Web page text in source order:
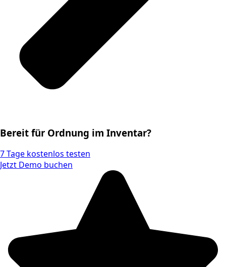
Bereit für Ordnung im Inventar?
7 Tage kostenlos testen
Jetzt Demo buchen